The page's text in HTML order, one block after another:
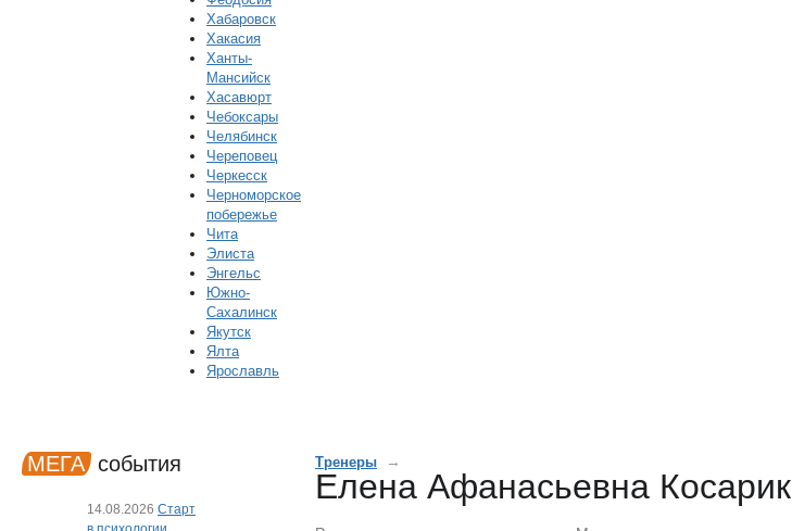
Хабаровск
Хакасия
Ханты-
Мансийск
Хасавюрт
Чебоксары
Челябинск
Череповец
Черкесск
Черноморское
побережье
Чита
Элиста
Энгельс
Южно-
Сахалинск
Якутск
Ялта
Ярославль
Тренеры →
Елена Афанасьевна Косарик
МЕГА события
14.08.2026 Старт